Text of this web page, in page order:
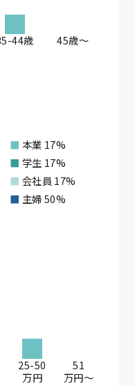
44歳 45歳〜
本業 17%
学生 17%
会社員 17%
主婦50%
25-50
万円
51
万円〜